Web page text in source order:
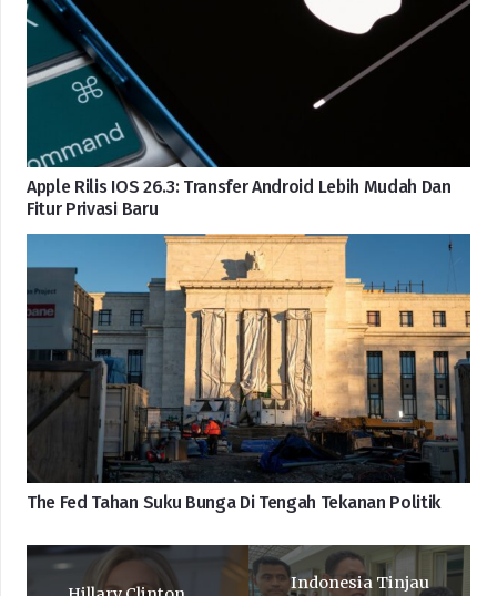
Apple Rilis IOS 26.3: Transfer Android Lebih Mudah Dan
Fitur Privasi Baru
The Fed Tahan Suku Bunga Di Tengah Tekanan Politik
Indonesia Tinjau